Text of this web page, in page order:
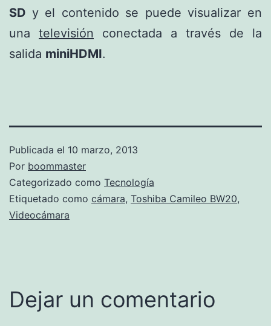
SD y el contenido se puede visualizar en
una televisión conectada a través de la
salida miniHDMI.
Publicada el 10 marzo, 2013
Por boommaster
Categorizado como Tecnología
Etiquetado como cámara, Toshiba Camileo BW20,
Videocámara
Dejar un comentario